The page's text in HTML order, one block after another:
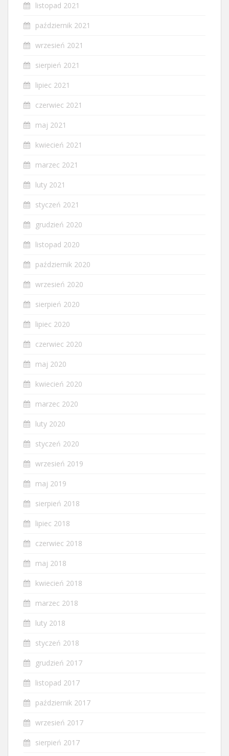
listopad 2021
październik 2021
wrzesień 2021
sierpień 2021
lipiec 2021
czerwiec 2021
maj 2021
kwiecień 2021
marzec 2021
luty 2021
styczeń 2021
grudzień 2020
listopad 2020
październik 2020
wrzesień 2020
sierpień 2020
lipiec 2020
czerwiec 2020
maj 2020
kwiecień 2020
marzec 2020
luty 2020
styczeń 2020
wrzesień 2019
maj 2019
sierpień 2018
lipiec 2018
czerwiec 2018
maj 2018
kwiecień 2018
marzec 2018
luty 2018
styczeń 2018
grudzień 2017
listopad 2017
październik 2017
wrzesień 2017
sierpień 2017